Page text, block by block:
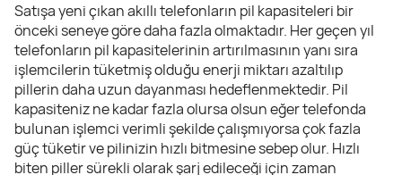
Satışa yeni çıkan akıllı telefonların pil kapasiteleri bir
önceki seneye göre daha fazla olmaktadır. Her geçen yıl
telefonların pil kapasitelerinin artırılmasının yanı sıra
işlemcilerin tüketmiş olduğu enerji miktarı azaltılıp
pillerin daha uzun dayanması hedeflenmektedir. Pil
kapasiteniz ne kadar fazla olursa olsun eğer telefonda
bulunan işlemci verimli şekilde çalışmıyorsa çok fazla
güç tüketir ve pilinizin hızlı bitmesine sebep olur. Hızlı
biten piller sürekli olarak şarj edileceği için zaman